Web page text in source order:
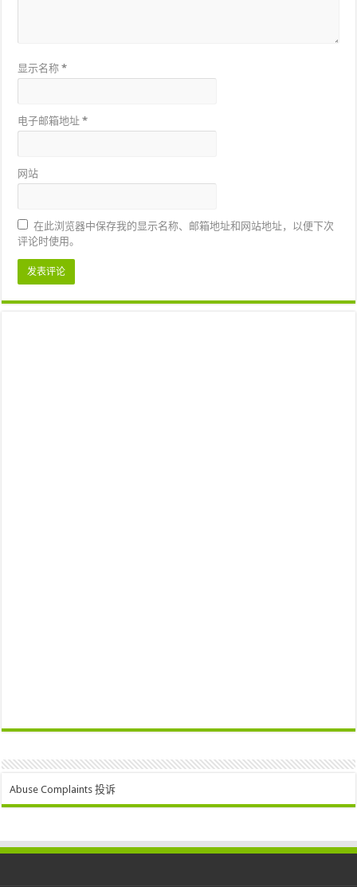
显示名称*
电子邮箱地址*
网站
在此浏览器中保存我的显示名称、邮箱地址和网站地址，以便下次
评论时使用。
Abuse Complaints 投诉